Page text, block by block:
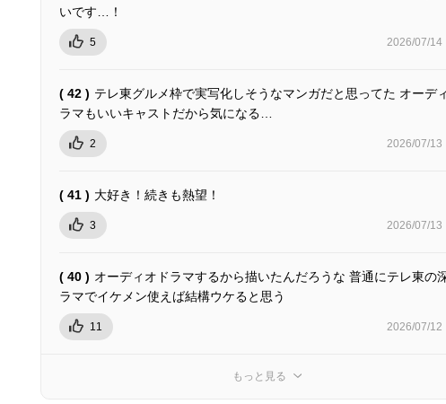
いです…！
5 2026/07/14
( 42 ) テレ東グルメ枠で実写化しそうなマンガだと思ってた オーデ
ラマもいいキャストだから気になる…
2 2026/07/13
( 41 ) 大好き！続きも熱望！
3 2026/07/13
( 40 ) オーディオドラマするから描いたんだろうな 普通にテレ東の
ラマでイケメン使えば結構ウケると思う
11 2026/07/12
もっと見る